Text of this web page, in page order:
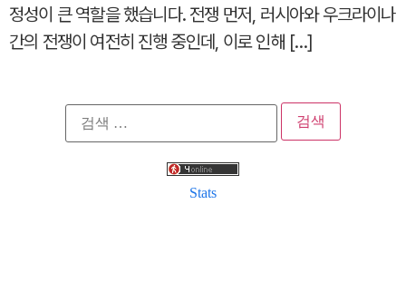
정성이 큰 역할을 했습니다. 전쟁 먼저, 러시아와 우크라이나
간의 전쟁이 여전히 진행 중인데, 이로 인해 […]
검
색:
Stats